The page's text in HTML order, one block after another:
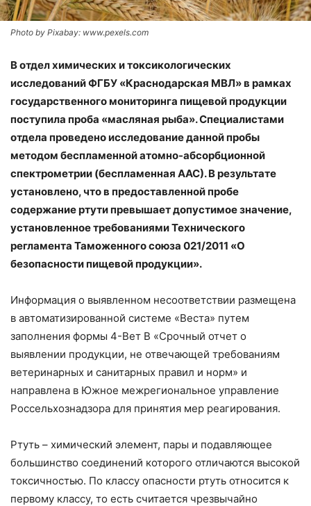
Photo by Pixabay: www.pexels.com
В отдел химических и токсикологических
исследований ФГБУ «Краснодарская МВЛ» в рамках
государственного мониторинга пищевой продукции
поступила проба «масляная рыба». Специалистами
отдела проведено исследование данной пробы
методом беспламенной атомно-абсорб­ци­он­ной
спектро­мет­рии (беспламенная ААС). В результате
установлено, что в предоставленной пробе
содержание ртути превышает допустимое значение,
установленное требованиями Технического
регламента Таможенного союза 021/2011 «О
безопасности пищевой продукции».
Информация о выявленном несоответствии размещена
в автоматизированной системе «Веста» путем
заполнения формы 4-Вет В «Срочный отчет о
выявлении продукции, не отвечающей требованиям
ветеринарных и санитарных правил и норм» и
направлена в Южное межрегиональное управление
Россельхознадзора для принятия мер реагирования.
Ртуть – химический элемент, пары и подавляющее
большинство соединений которого отличаются высокой
токсичностью. По классу опасности ртуть относится к
первому классу, то есть считается чрезвычайно